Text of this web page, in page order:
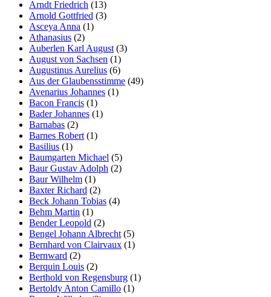
Arndt Friedrich (13)
Arnold Gottfried (3)
Asceya Anna (1)
Athanasius (2)
Auberlen Karl August (3)
August von Sachsen (1)
Augustinus Aurelius (6)
Aus der Glaubensstimme (49)
Avenarius Johannes (1)
Bacon Francis (1)
Bader Johannes (1)
Barnabas (2)
Barnes Robert (1)
Basilius (1)
Baumgarten Michael (5)
Baur Gustav Adolph (2)
Baur Wilhelm (1)
Baxter Richard (2)
Beck Johann Tobias (4)
Behm Martin (1)
Bender Leopold (2)
Bengel Johann Albrecht (5)
Bernhard von Clairvaux (1)
Bernward (2)
Berquin Louis (2)
Berthold von Regensburg (1)
Bertoldy Anton Camillo (1)